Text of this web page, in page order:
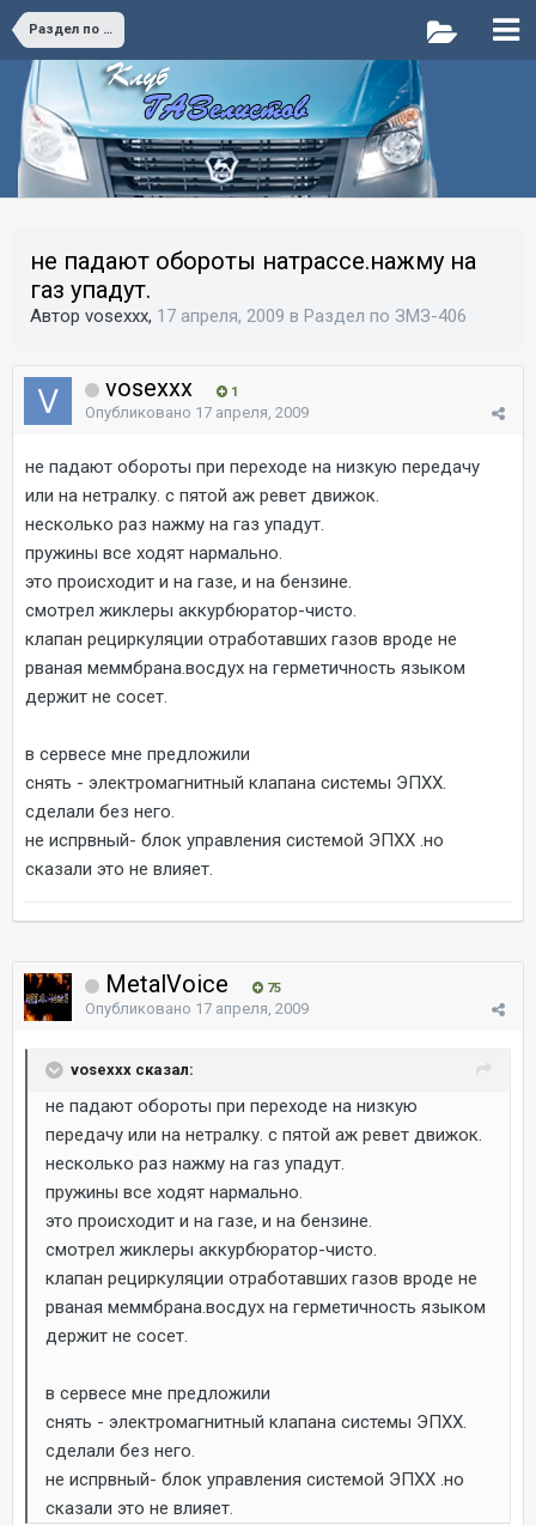
Раздел по ЗМЗ-406
не падают обороты натрассе.нажму на
газ упадут.
Автор vosexxx, 17 апреля, 2009 в Раздел по ЗМЗ-406
vosexxx 1
Опубликовано 17 апреля, 2009
не падают обороты при переходе на низкую передачу
или на нетралку. с пятой аж ревет движок.
несколько раз нажму на газ упадут.
пружины все ходят нармально.
это происходит и на газе, и на бензине.
смотрел жиклеры аккурбюратор-чисто.
клапан рециркуляции отработавших газов вроде не
рваная меммбрана.восдух на герметичность языком
держит не сосет.
в сервесе мне предложили
снять - электромагнитный клапана системы ЭПХХ.
сделали без него.
не испрвный- блок управления системой ЭПХХ .но
сказали это не влияет.
MetalVoice 75
Опубликовано 17 апреля, 2009
vosexxx сказал:
не падают обороты при переходе на низкую
передачу или на нетралку. с пятой аж ревет движок.
несколько раз нажму на газ упадут.
пружины все ходят нармально.
это происходит и на газе, и на бензине.
смотрел жиклеры аккурбюратор-чисто.
клапан рециркуляции отработавших газов вроде не
рваная меммбрана.восдух на герметичность языком
держит не сосет.
в сервесе мне предложили
снять - электромагнитный клапана системы ЭПХХ.
сделали без него.
не испрвный- блок управления системой ЭПХХ .но
сказали это не влияет.